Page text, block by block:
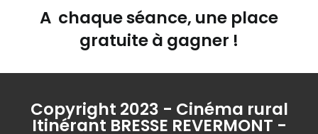
A chaque séance, une place
gratuite à gagner !
Copyright 2023 - Cinéma rural
Itinérant BRESSE REVERMONT -